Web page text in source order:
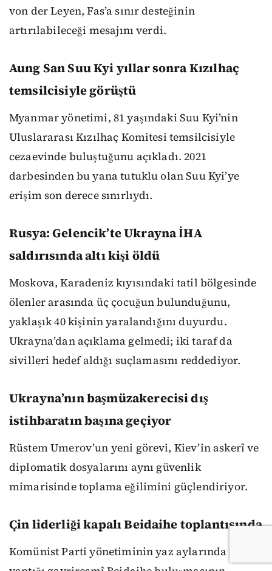
von der Leyen, Fas’a sınır desteğinin
artırılabileceği mesajını verdi.
Aung San Suu Kyi yıllar sonra Kızılhaç
temsilcisiyle görüştü
Myanmar yönetimi, 81 yaşındaki Suu Kyi’nin
Uluslararası Kızılhaç Komitesi temsilcisiyle
cezaevinde buluştuğunu açıkladı. 2021
darbesinden bu yana tutuklu olan Suu Kyi’ye
erişim son derece sınırlıydı.
Rusya: Gelencik’te Ukrayna İHA
saldırısında altı kişi öldü
Moskova, Karadeniz kıyısındaki tatil bölgesinde
ölenler arasında üç çocuğun bulunduğunu,
yaklaşık 40 kişinin yaralandığını duyurdu.
Ukrayna’dan açıklama gelmedi; iki taraf da
sivilleri hedef aldığı suçlamasını reddediyor.
Ukrayna’nın başmüzakerecisi dış
istihbaratın başına geçiyor
Rüstem Umerov’un yeni görevi, Kiev’in askerî ve
diplomatik dosyalarını aynı güvenlik
mimarisinde toplama eğilimini güçlendiriyor.
Çin liderliği kapalı Beidaihe toplantısında
Komünist Parti yönetiminin yaz aylarında